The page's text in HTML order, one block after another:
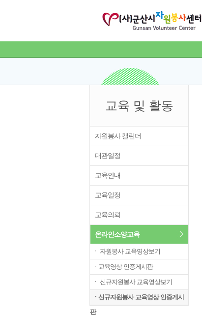
교육 및 활동
자원봉사 캘린더
대관일정
교육안내
교육일정
교육의뢰
온라인소양교육
ㆍ 자원봉사 교육영상보기
ㆍ교육영상 인증게시판
ㆍ 신규자원봉사 교육영상보기
ㆍ신규자원봉사 교육영상 인증게시
판